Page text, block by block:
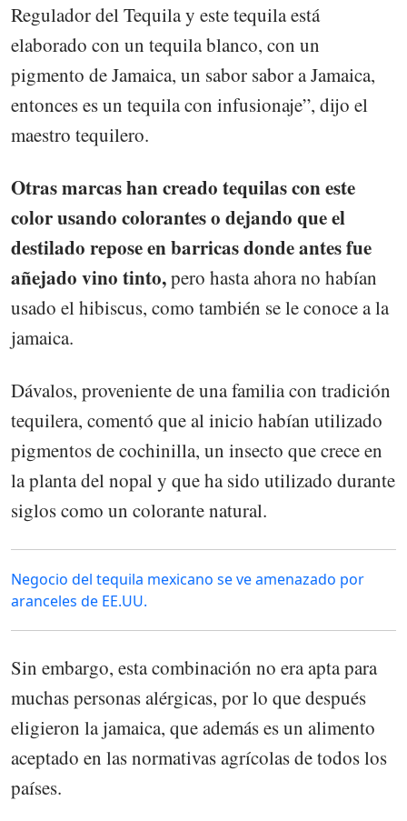
Regulador del Tequila y este tequila está
elaborado con un tequila blanco, con un
pigmento de Jamaica, un sabor sabor a Jamaica,
entonces es un tequila con infusionaje”, dijo el
maestro tequilero.
Otras marcas han creado tequilas con este
color usando colorantes o dejando que el
destilado repose en barricas donde antes fue
añejado vino tinto,pero hasta ahora no habían
usado el hibiscus, como también se le conoce a la
jamaica.
Dávalos, proveniente de una familia con tradición
tequilera, comentó que al inicio habían utilizado
pigmentos de cochinilla, un insecto que crece en
la planta del nopal y que ha sido utilizado durante
siglos como un colorante natural.
Negocio del tequila mexicano se ve amenazado por
aranceles de EE.UU.
Sin embargo, esta combinación no era apta para
muchas personas alérgicas, por lo que después
eligieron la jamaica, que además es un alimento
aceptado en las normativas agrícolas de todos los
países.